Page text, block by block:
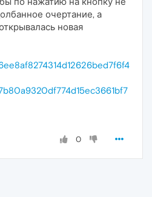
очертание, а
новая
0